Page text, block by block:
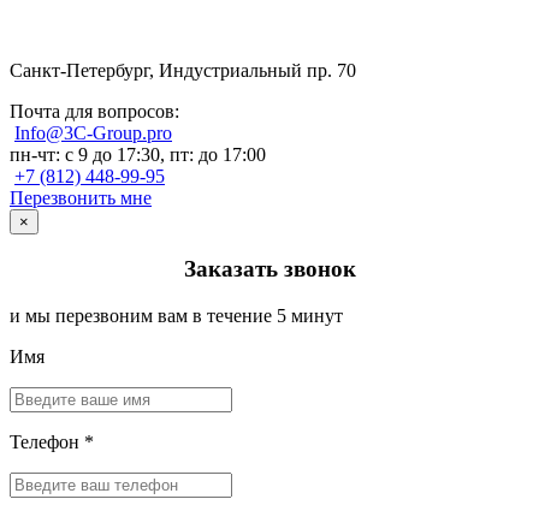
Санкт-Петербург, Индустриальный пр. 70
Почта для вопросов:
Info@3C-Group.pro
пн-чт: с 9 до 17:30, пт: до 17:00
+7 (812) 448-99-95
Перезвонить мне
×
Заказать звонок
и мы перезвоним вам в течение 5 минут
Имя
Телефон *